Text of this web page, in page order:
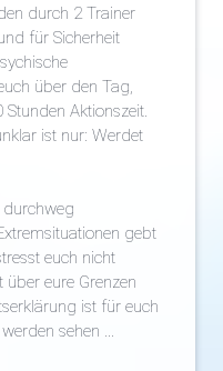
durch 2 Trainer
für Sicherheit
über den Tag,
Aktionszeit.
ist nur: Werdet
durchweg
gebt
euch nicht
über eure Grenzen
ist für euch
sehen ...